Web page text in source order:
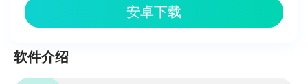
安卓下载
软件介绍